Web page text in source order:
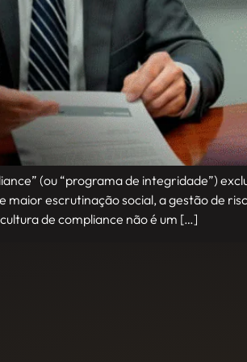
(ou “programa de integridade”)
escrutinação social, a gestão de
de compliance não é um […]